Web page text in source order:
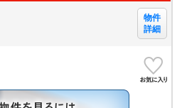
物件
詳細